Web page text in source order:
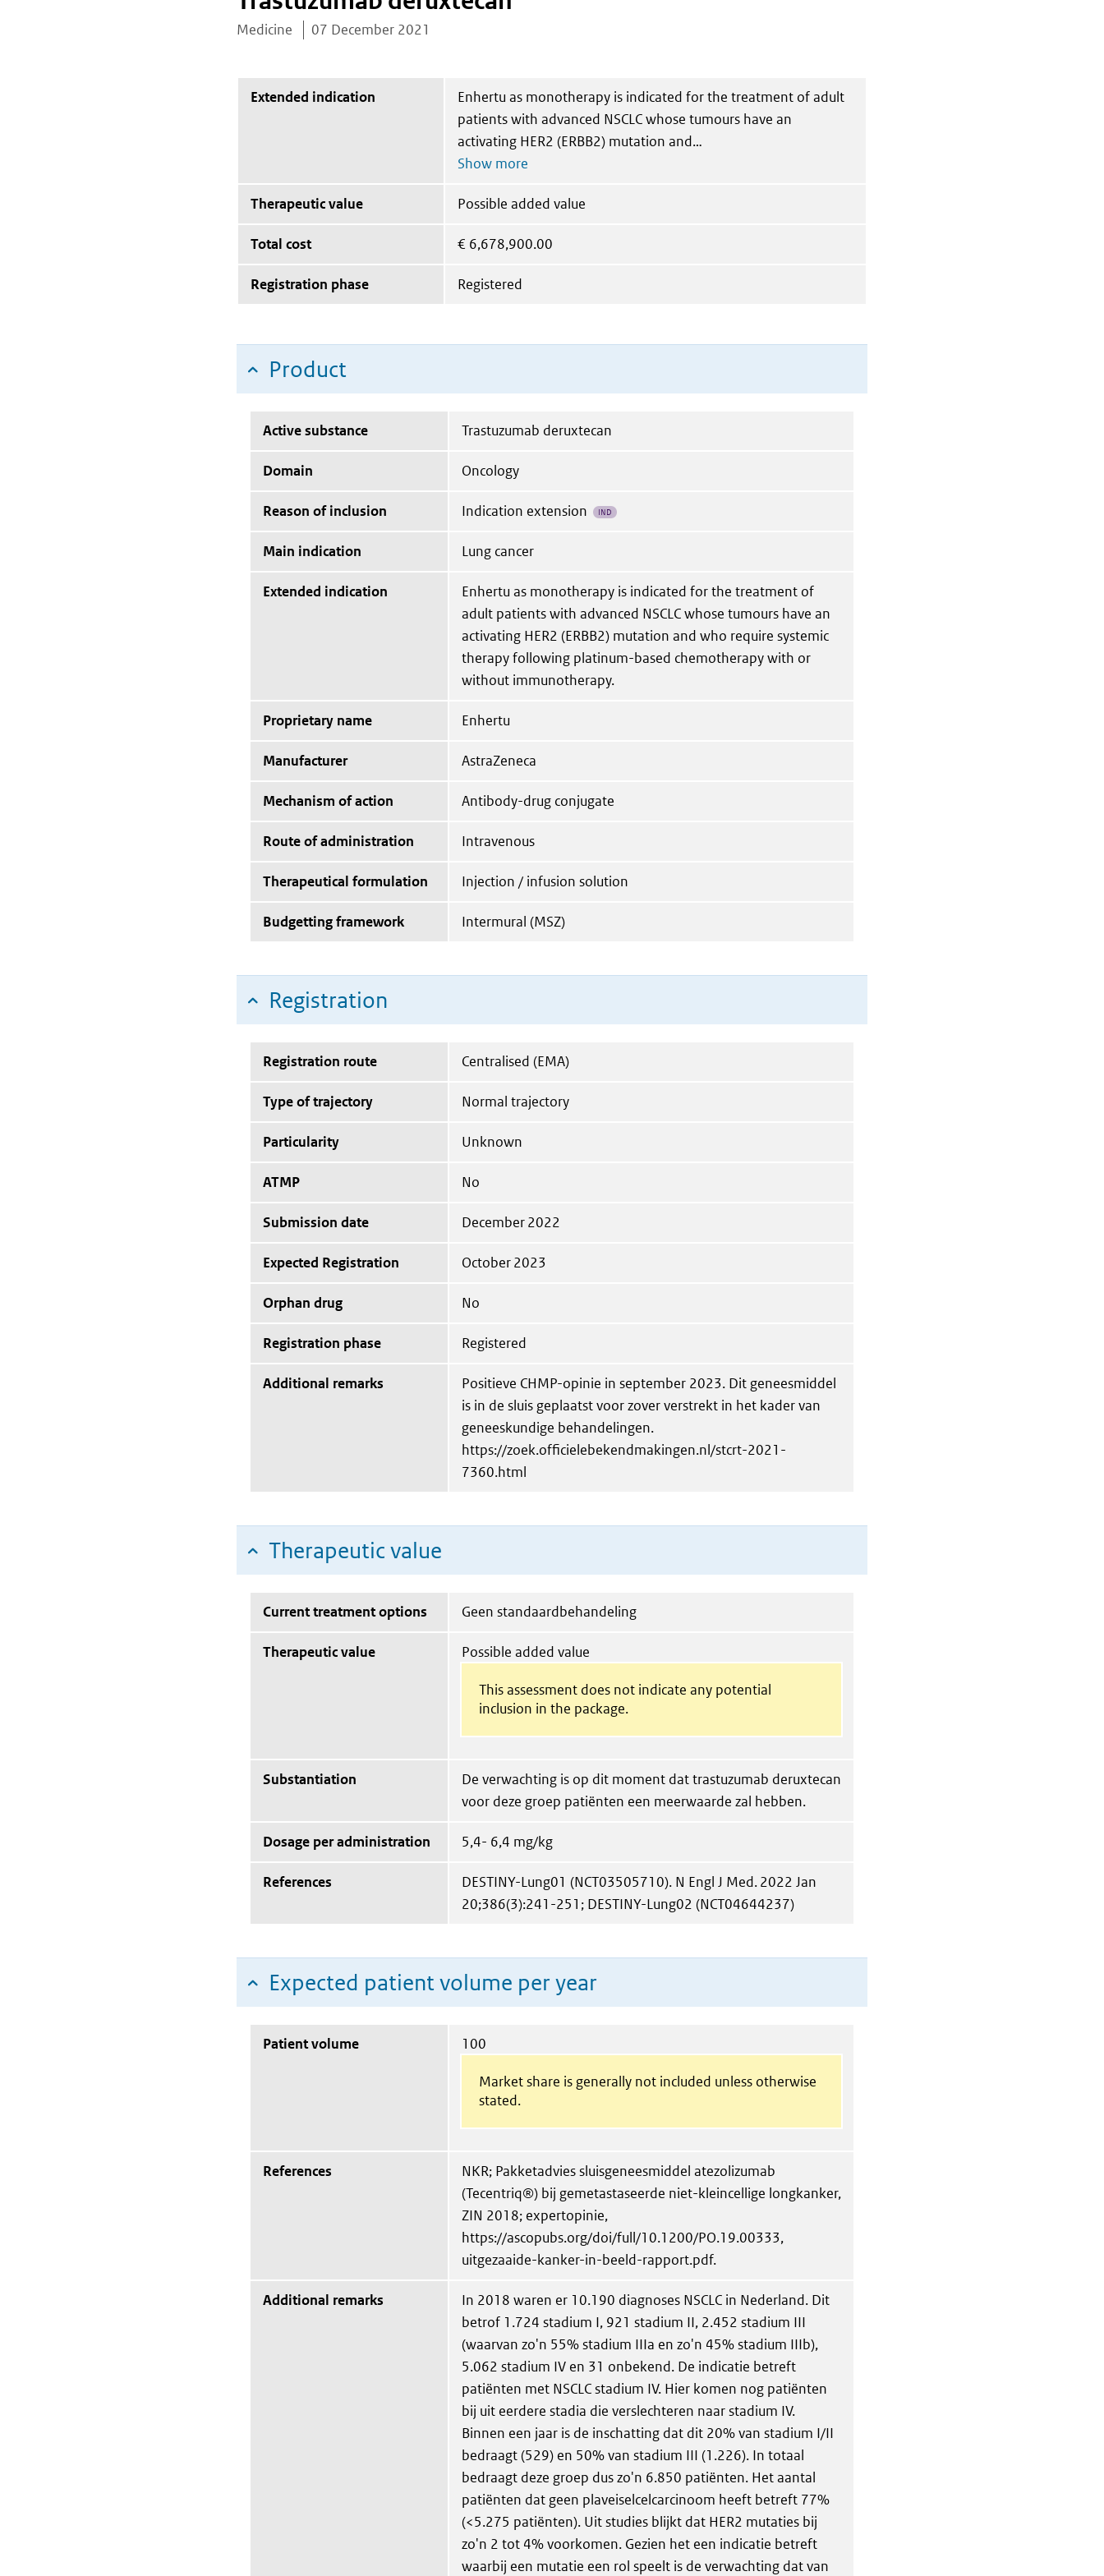
Medicine 07 December 2021
Extended indication
Enhertu as monotherapy is indicated for the treatment of adult
patients with advanced NSCLC whose tumours have an
activating HER2 (ERBB2) mutation and
Therapeutic value Possible added value
Total cost € 6,678,900.00
Registration phase Registered
Product
Active substance Trastuzumab deruxtecan
Domain Oncology
Reason of inclusion Indication extension IND
Main indication Lung cancer
Extended indication
Enhertu as monotherapy is indicated for the treatment of
adult patients with advanced NSCLC whose tumours have an
activating HER2 (ERBB2) mutation and who require systemic
therapy following platinum-based chemotherapy with or
without immunotherapy.
Proprietary name Enhertu
Manufacturer AstraZeneca
Mechanism of action Antibody-drug conjugate
Route of administration Intravenous
Therapeutical formulation Injection / infusion solution
Budgetting framework Intermural (MSZ)
Registration
Registration route Centralised (EMA)
Type of trajectory Normal trajectory
Particularity Unknown
ATMP No
Submission date December 2022
Expected Registration October 2023
Orphan drug No
Registration phase Registered
Additional remarks
Positieve CHMP-opinie in september 2023. Dit geneesmiddel
is in de sluis geplaatst voor zover verstrekt in het kader van
geneeskundige behandelingen.
https://zoek.officielebekendmakingen.nl/stcrt-2021-
7360.html
Therapeutic value
Current treatment options Geen standaardbehandeling
Therapeutic value Possible added value
This assessment does not indicate any potential
inclusion in the package.
Substantiation
De verwachting is op dit moment dat trastuzumab deruxtecan
voor deze groep patiënten een meerwaarde zal hebben.
Dosage per administration 5,4- 6,4 mg/kg
References
DESTINY-Lung01 (NCT03505710). N Engl J Med. 2022 Jan
20;386(3):241-251; DESTINY-Lung02 (NCT04644237)
Expected patient volume per year
Patient volume 100
Market share is generally not included unless otherwise
stated.
References
NKR; Pakketadvies sluisgeneesmiddel atezolizumab
(Tecentriq®) bij gemetastaseerde niet-kleincellige longkanker,
ZIN 2018; expertopinie,
https://ascopubs.org/doi/full/10.1200/PO.19.00333,
uitgezaaide-kanker-in-beeld-rapport.pdf.
Additional remarks
In 2018 waren er 10.190 diagnoses NSCLC in Nederland. Dit
betrof 1.724 stadium I, 921 stadium II, 2.452 stadium III
(waarvan zo'n 55% stadium IIIa en zo'n 45% stadium IIIb),
5.062 stadium IV en 31 onbekend. De indicatie betreft
patiënten met NSCLC stadium IV. Hier komen nog patiënten
bij uit eerdere stadia die verslechteren naar stadium IV.
Binnen een jaar is de inschatting dat dit 20% van stadium I/II
bedraagt (529) en 50% van stadium III (1.226). In totaal
bedraagt deze groep dus zo'n 6.850 patiënten. Het aantal
patiënten dat geen plaveiselcelcarcinoom heeft betreft 77%
(<5.275 patiënten). Uit studies blijkt dat HER2 mutaties bij
zo'n 2 tot 4% voorkomen. Gezien het een indicatie betreft
waarbij een mutatie een rol speelt is de verwachting dat van